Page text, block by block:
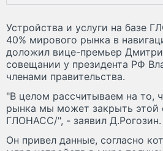
Устройства и услуги на базе
40% мирового рынка в
доложил вице-премьер
совещании у президента РФ
членами правительства.
"В целом рассчитываем на то,
рынка мы может закрыть этой
ГЛОНАСС/", - заявил Д.Рогозин.
Он привел данные, согласно